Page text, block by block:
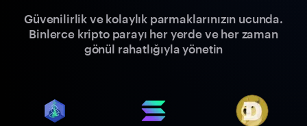
Güvenilirlik ve kolaylık parmaklarınızın ucunda.
Binlerce kripto parayı her yerde ve her zaman
gönül rahatlığıyla yönetin